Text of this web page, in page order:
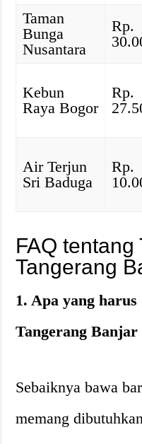
Taman
Bunga
Nusantara
Rp.
Kebun
Raya Bogor
Rp.
Air Terjun
Sri Baduga
Rp.
FAQ tentang
Tangerang
1. Apa yang
Tangerang Banjar
Sebaiknya bawa
memang